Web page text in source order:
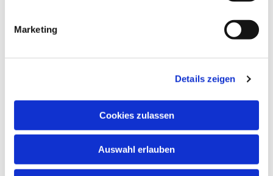
Marketing
Details zeigen
Cookies zulassen
Auswahl erlauben